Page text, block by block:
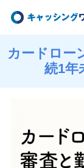
カードロー
続1年